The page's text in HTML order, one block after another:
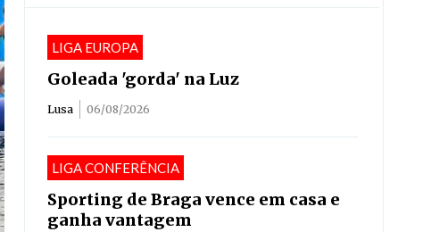
LIGA EUROPA
Goleada 'gorda' na Luz
Lusa 06/08/2026
LIGA CONFERÊNCIA
Sporting de Braga vence em casa e
ganha vantagem